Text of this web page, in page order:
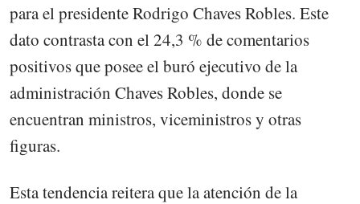
para el presidente Rodrigo Chaves Robles. Este
dato contrasta con el 24,3 % de comentarios
positivos que posee el buró ejecutivo de la
administración Chaves Robles, donde se
encuentran ministros, viceministros y otras
figuras.
Esta tendencia reitera que la atención de la